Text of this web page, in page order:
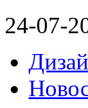
24-07-